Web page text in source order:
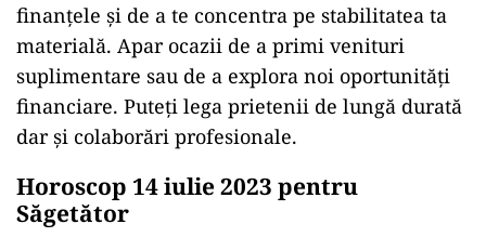
finanțele și de a te concentra pe stabilitatea ta
materială. Apar ocazii de a primi venituri
suplimentare sau de a explora noi oportunități
financiare. Puteți lega prietenii de lungă durată
dar şi colaborări profesionale.
Horoscop 14 iulie 2023 pentru
Săgetător